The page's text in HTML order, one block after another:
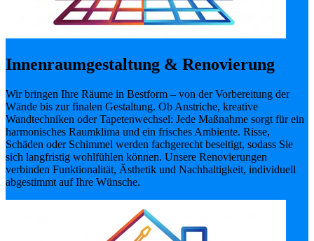
Innenraumgestaltung & Renovierung
Wir bringen Ihre Räume in Bestform – von der Vorbereitung der
Wände bis zur finalen Gestaltung. Ob Anstriche, kreative
Wandtechniken oder Tapetenwechsel: Jede Maßnahme sorgt für ein
harmonisches Raumklima und ein frisches Ambiente. Risse,
Schäden oder Schimmel werden fachgerecht beseitigt, sodass Sie
sich langfristig wohlfühlen können. Unsere Renovierungen
verbinden Funktionalität, Ästhetik und Nachhaltigkeit, individuell
abgestimmt auf Ihre Wünsche.